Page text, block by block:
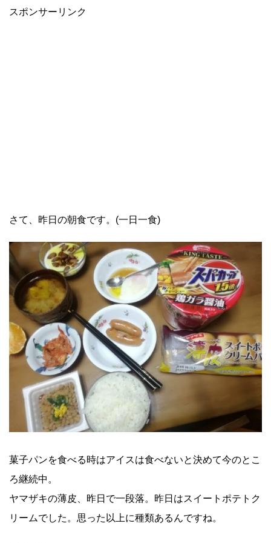
スポンサーリンク
さて、昨日の朝食です。(一日一食)
菓子パンを食べる時はアイスは食べないと決めて今のとこ
ろ継続中。
ヤマザキの薄皮、昨日で一段落。昨日はスイートポテトク
リームでした。思った以上に種類あるんですね。